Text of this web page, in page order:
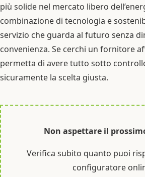
più solide nel mercato libero
combinazione di tecnologia e
servizio che guarda al futuro senza
convenienza. Se cerchi un fornitore
permetta di avere tutto sotto
sicuramente la scelta giusta.
Non aspettare il
Verifica subito quanto puoi
configuratore